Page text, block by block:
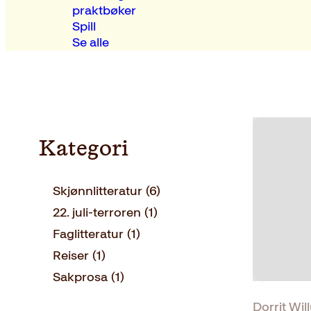
praktbøker
Spill
Se alle
Kategori
Skjønnlitteratur (6)
22. juli-terroren (1)
Faglitteratur (1)
Reiser (1)
Sakprosa (1)
Dorrit